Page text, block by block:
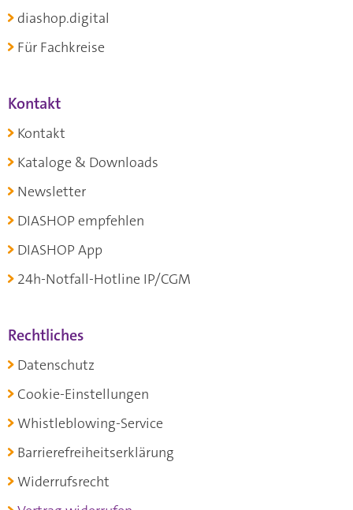
diashop.digital
Für Fachkreise
Kontakt
Kontakt
Kataloge & Downloads
Newsletter
DIASHOP empfehlen
DIASHOP App
24h-Notfall-Hotline IP/CGM
Rechtliches
Datenschutz
Cookie-Einstellungen
Whistleblowing-Service
Barrierefreiheitserklärung
Widerrufsrecht